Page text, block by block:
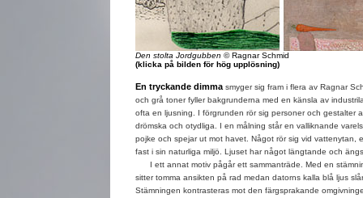
Den stolta Jordgubben © Ragnar Schmid
(klicka på bilden för hög upplösning)
En tryckande dimmasmyger sig fram i flera av Ragnar
och grå toner fyller bakgrunderna med en känsla av
ofta en ljusning. I förgrunden rör sig personer och gestalter
drömska och otydliga. I en målning står en valliknande
pojke och spejar ut mot havet. Något rör sig vid vattenytan,
fast i sin naturliga miljö. Ljuset har något längtande och
I ett annat motiv pågår ett sammanträde. Med en
sitter tomma ansikten på rad medan datorns kalla blå ljus
Stämningen kontrasteras mot den färgsprakande